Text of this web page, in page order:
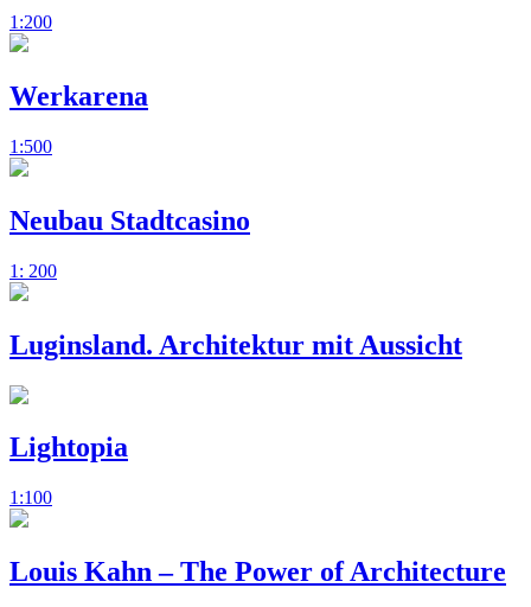
1:200
Werkarena
1:500
Neubau Stadtcasino
1: 200
Luginsland. Architektur mit Aussicht
Lightopia
1:100
Louis Kahn – The Power of Architecture